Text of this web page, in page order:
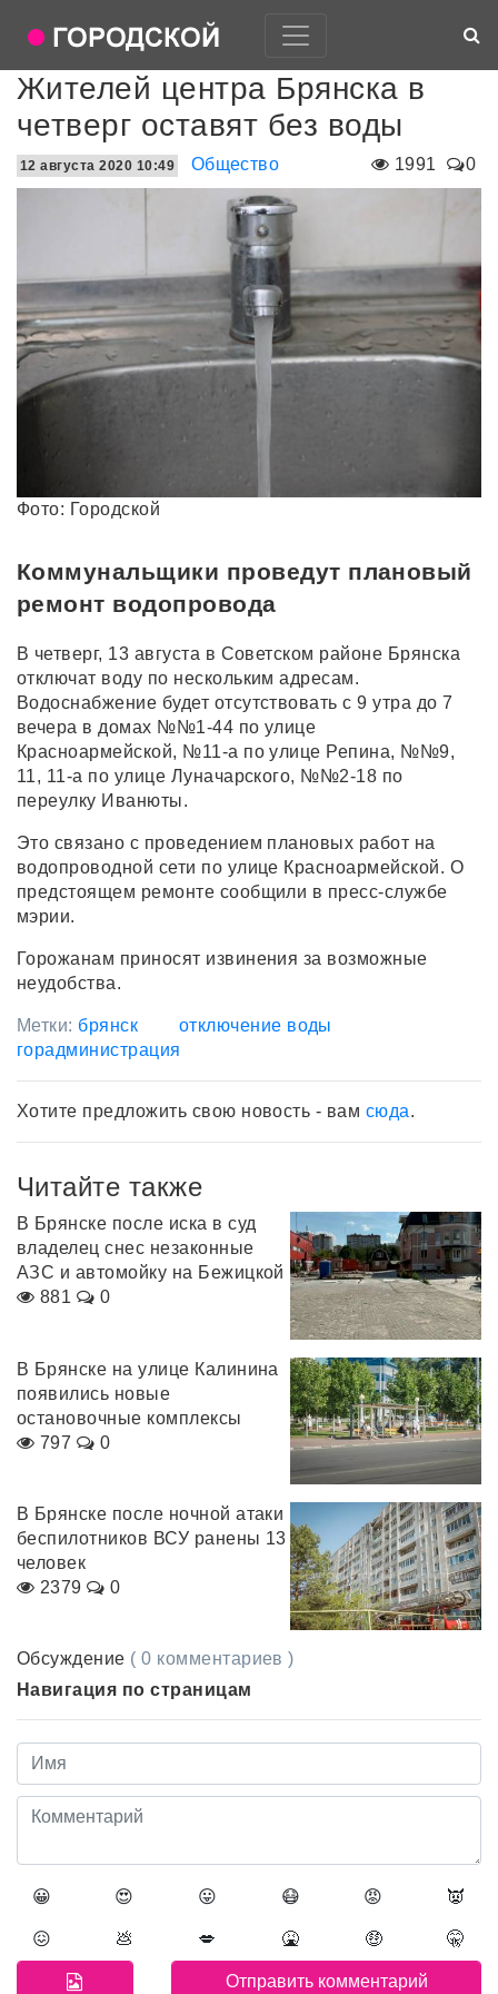
Жителей центра Брянска в
четверг оставят без воды
1991 0
12 августа 2020 10:49 Общество
Фото: Городской
Коммунальщики проведут плановый
ремонт водопровода
В четверг, 13 августа в Советском районе Брянска
отключат воду по нескольким адресам.
Водоснабжение будет отсутствовать с 9 утра до 7
вечера в домах №№1-44 по улице
Красноармейской, №11-а по улице Репина, №№9,
11, 11-а по улице Луначарского, №№2-18 по
переулку Иванюты.
Это связано с проведением плановых работ на
водопроводной сети по улице Красноармейской. О
предстоящем ремонте сообщили в пресс-службе
мэрии.
Горожанам приносят извинения за возможные
неудобства.
Метки: брянск
отключение воды
горадминистрация
Хотите предложить свою новость - вам сюда.
Читайте также
В Брянске после иска в суд
владелец снес незаконные
АЗС и автомойку на Бежицкой
881
0
В Брянске на улице Калинина
появились новые
остановочные комплексы
797
0
В Брянске после ночной атаки
беспилотников ВСУ ранены 13
человек
2379
0
Обсуждение ( 0 комментариев )
Навигация по страницам
😀 😍 😛 😷 😡 👿
😖 💩 💋 🤮 🤑 🤫